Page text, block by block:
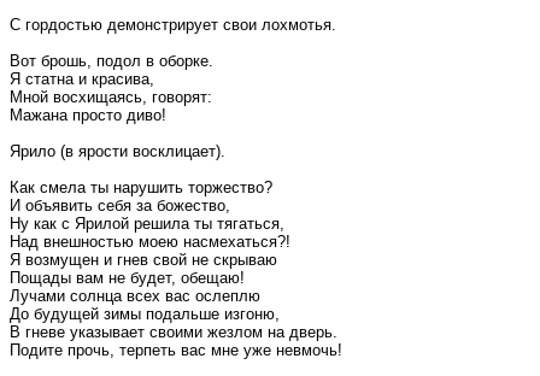
С гордостью демонстрирует свои лохмотья.
Вот брошь, подол в оборке.
Я статна и красива,
Мной восхищаясь, говорят:
Мажана просто диво!
Ярило (в ярости восклицает).
Как смела ты нарушить торжество?
И объявить себя за божество,
Ну как с Ярилой решила ты тягаться,
Над внешностью моею насмехаться?!
Я возмущен и гнев свой не скрываю
Пощады вам не будет, обещаю!
Лучами солнца всех вас ослеплю
До будущей зимы подальше изгоню,
В гневе указывает своими жезлом на дверь.
Подите прочь, терпеть вас мне уже невмочь!